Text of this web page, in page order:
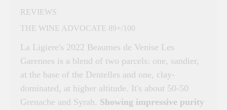
REVIEWS
THE WINE ADVOCATE 89+/100
La Ligiere's 2022 Beaumes de Venise Les
Garennes is a blend of two parcels: one, sandier,
at the base of the Dentelles and one, clay-
dominated, at higher altitude. It's about 50-50
Grenache and Syrah. Showing impressive purity